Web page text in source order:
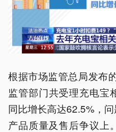
根据市场监管总局发布
监管部门共受理充电宝
同比增长高达62.5%，问
产品质量及售后争议上